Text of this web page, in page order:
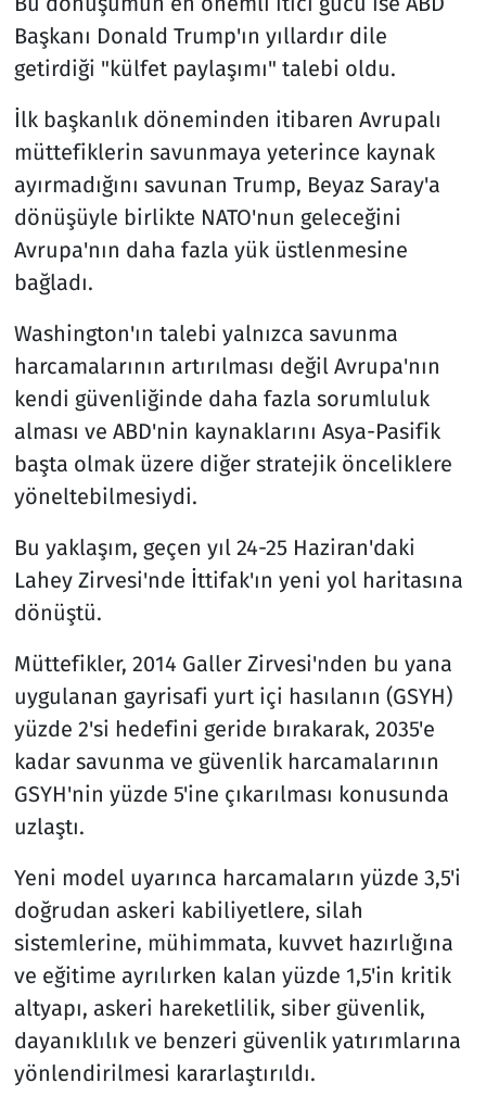
Başkanı Donald Trump'ın yıllardır dile
getirdiği "külfet paylaşımı" talebi oldu.
İlk başkanlık döneminden itibaren Avrupalı
müttefiklerin savunmaya yeterince kaynak
ayırmadığını savunan Trump, Beyaz Saray'a
dönüşüyle birlikte NATO'nun geleceğini
Avrupa'nın daha fazla yük üstlenmesine
bağladı.
Washington'ın talebi yalnızca savunma
harcamalarının artırılması değil Avrupa'nın
kendi güvenliğinde daha fazla sorumluluk
alması ve ABD'nin kaynaklarını Asya-Pasifik
başta olmak üzere diğer stratejik önceliklere
yöneltebilmesiydi.
Bu yaklaşım, geçen yıl 24-25 Haziran'daki
Lahey Zirvesi'nde İttifak'ın yeni yol haritasına
dönüştü.
Müttefikler, 2014 Galler Zirvesi'nden bu yana
uygulanan gayrisafi yurt içi hasılanın (GSYH)
yüzde 2'si hedefini geride bırakarak, 2035'e
kadar savunma ve güvenlik harcamalarının
GSYH'nin yüzde 5'ine çıkarılması konusunda
uzlaştı.
Yeni model uyarınca harcamaların yüzde 3,5'i
doğrudan askeri kabiliyetlere, silah
sistemlerine, mühimmata, kuvvet hazırlığına
ve eğitime ayrılırken kalan yüzde 1,5'in kritik
altyapı, askeri hareketlilik, siber güvenlik,
dayanıklılık ve benzeri güvenlik yatırımlarına
yönlendirilmesi kararlaştırıldı.